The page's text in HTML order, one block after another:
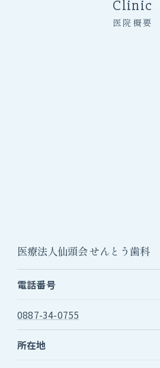
医院概要
Clinic
医療法人仙頭会 せんとう歯科
電話番号
0887-34-0755
所在地